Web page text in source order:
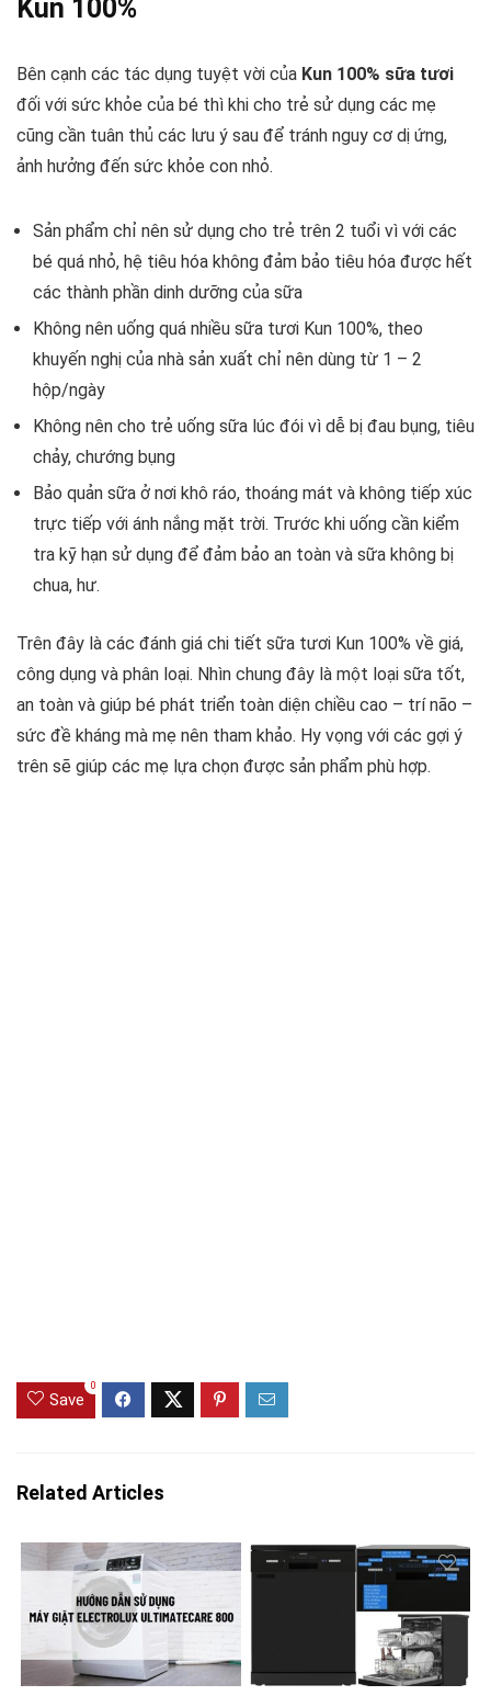
Kun 100%
Bên cạnh các tác dụng tuyệt vời của Kun 100% sữa tươi
đối với sức khỏe của bé thì khi cho trẻ sử dụng các mẹ
cũng cần tuân thủ các lưu ý sau để tránh nguy cơ dị ứng,
ảnh hưởng đến sức khỏe con nhỏ.
Sản phẩm chỉ nên sử dụng cho trẻ trên 2 tuổi vì với các
bé quá nhỏ, hệ tiêu hóa không đảm bảo tiêu hóa được hết
các thành phần dinh dưỡng của sữa
Không nên uống quá nhiều sữa tươi Kun 100%, theo
khuyến nghị của nhà sản xuất chỉ nên dùng từ 1 – 2
hộp/ngày
Không nên cho trẻ uống sữa lúc đói vì dễ bị đau bụng, tiêu
chảy, chướng bụng
Bảo quản sữa ở nơi khô ráo, thoáng mát và không tiếp xúc
trực tiếp với ánh nắng mặt trời. Trước khi uống cần kiểm
tra kỹ hạn sử dụng để đảm bảo an toàn và sữa không bị
chua, hư.
Trên đây là các đánh giá chi tiết sữa tươi Kun 100% về giá,
công dụng và phân loại. Nhìn chung đây là một loại sữa tốt,
an toàn và giúp bé phát triển toàn diện chiều cao – trí não –
sức đề kháng mà mẹ nên tham khảo. Hy vọng với các gợi ý
trên sẽ giúp các mẹ lựa chọn được sản phẩm phù hợp.
Save
0
Related Articles